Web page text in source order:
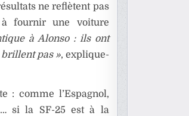
ne reflètent pas
fournir une voiture
à Alonso : ils ont
pas », explique-
: comme l’Espagnol,
si la SF-25 est à la